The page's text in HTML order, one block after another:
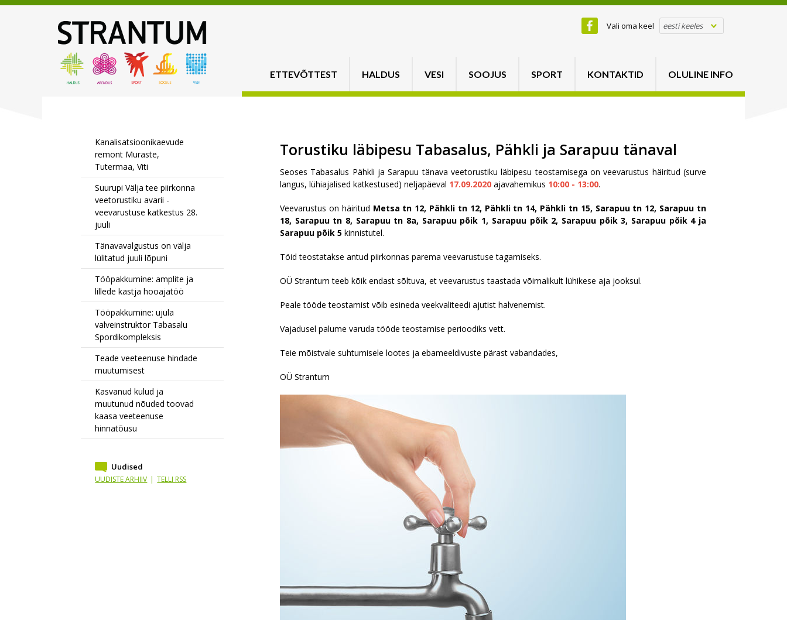
Vali oma keel eesti keeles
ETTEVÕTTEST HALDUS VESI SOOJUS SPORT KONTAKTID OLULINE INFO
Kanalisatsioonikaevude
remont Muraste,
Tutermaa, Viti
Suurupi Välja tee piirkonna
veetorustiku avarii -
veevarustuse katkestus 28.
juuli
Tänavavalgustus on välja
lülitatud juuli lõpuni
Tööpakkumine: amplite ja
lillede kastja hooajatöö
Tööpakkumine: ujula
valveinstruktor Tabasalu
Spordikompleksis
Teade veeteenuse hindade
muutumisest
Kasvanud kulud ja
muutunud nõuded toovad
kaasa veeteenuse
hinnatõusu
Uudised
UUDISTE ARHIIV | TELLI RSS
Torustiku läbipesu Tabasalus, Pähkli ja Sarapuu tänaval
Seoses Tabasalus Pähkli ja Sarapuu tänava veetorustiku läbipesu teostamisega on veevarustus häiritud (surve
langus, lühiajalised katkestused) neljapäeval 17.09.2020ajavahemikus 10:00 - 13:00.
Veevarustus on häiritud Metsa tn 12, Pähkli tn 12, Pähkli tn 14, Pähkli tn 15, Sarapuu tn 12, Sarapuu tn
18, Sarapuu tn 8, Sarapuu tn 8a, Sarapuu põik 1, Sarapuu põik 2, Sarapuu põik 3, Sarapuu põik 4 ja
Sarapuu põik 5kinnistutel.
Töid teostatakse antud piirkonnas parema veevarustuse tagamiseks.
OÜ Strantum teeb kõik endast sõltuva, et veevarustus taastada võimalikult lühikese aja jooksul.
Peale tööde teostamist võib esineda veekvaliteedi ajutist halvenemist.
Vajadusel palume varuda tööde teostamise perioodiks vett.
Teie mõistvale suhtumisele lootes ja ebameeldivuste pärast vabandades,
OÜ Strantum